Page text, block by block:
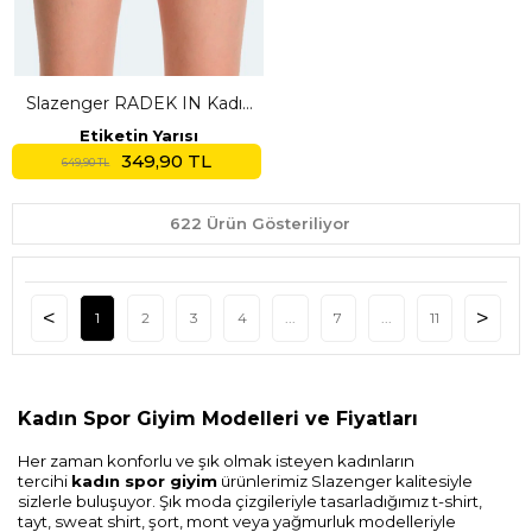
Slazenger RADEK IN Kadın
Cepli Deniz Şortu Fuşya
Mayo
Etiketin Yarısı
649,90 TL 349,90 TL
622 Ürün Gösteriliyor
1 2 3 4 ... 7 ... 11
Kadın Spor Giyim Modelleri ve Fiyatları
Her zaman konforlu ve şık olmak isteyen kadınların
tercihi kadın spor giyim ürünlerimiz Slazenger kalitesiyle
sizlerle buluşuyor. Şık moda çizgileriyle tasarladığımız t-shirt,
tayt, sweat shirt, şort, mont veya yağmurluk modelleriyle